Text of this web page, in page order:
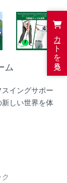
カートを見る
ム
イングサポー
新しい世界を体